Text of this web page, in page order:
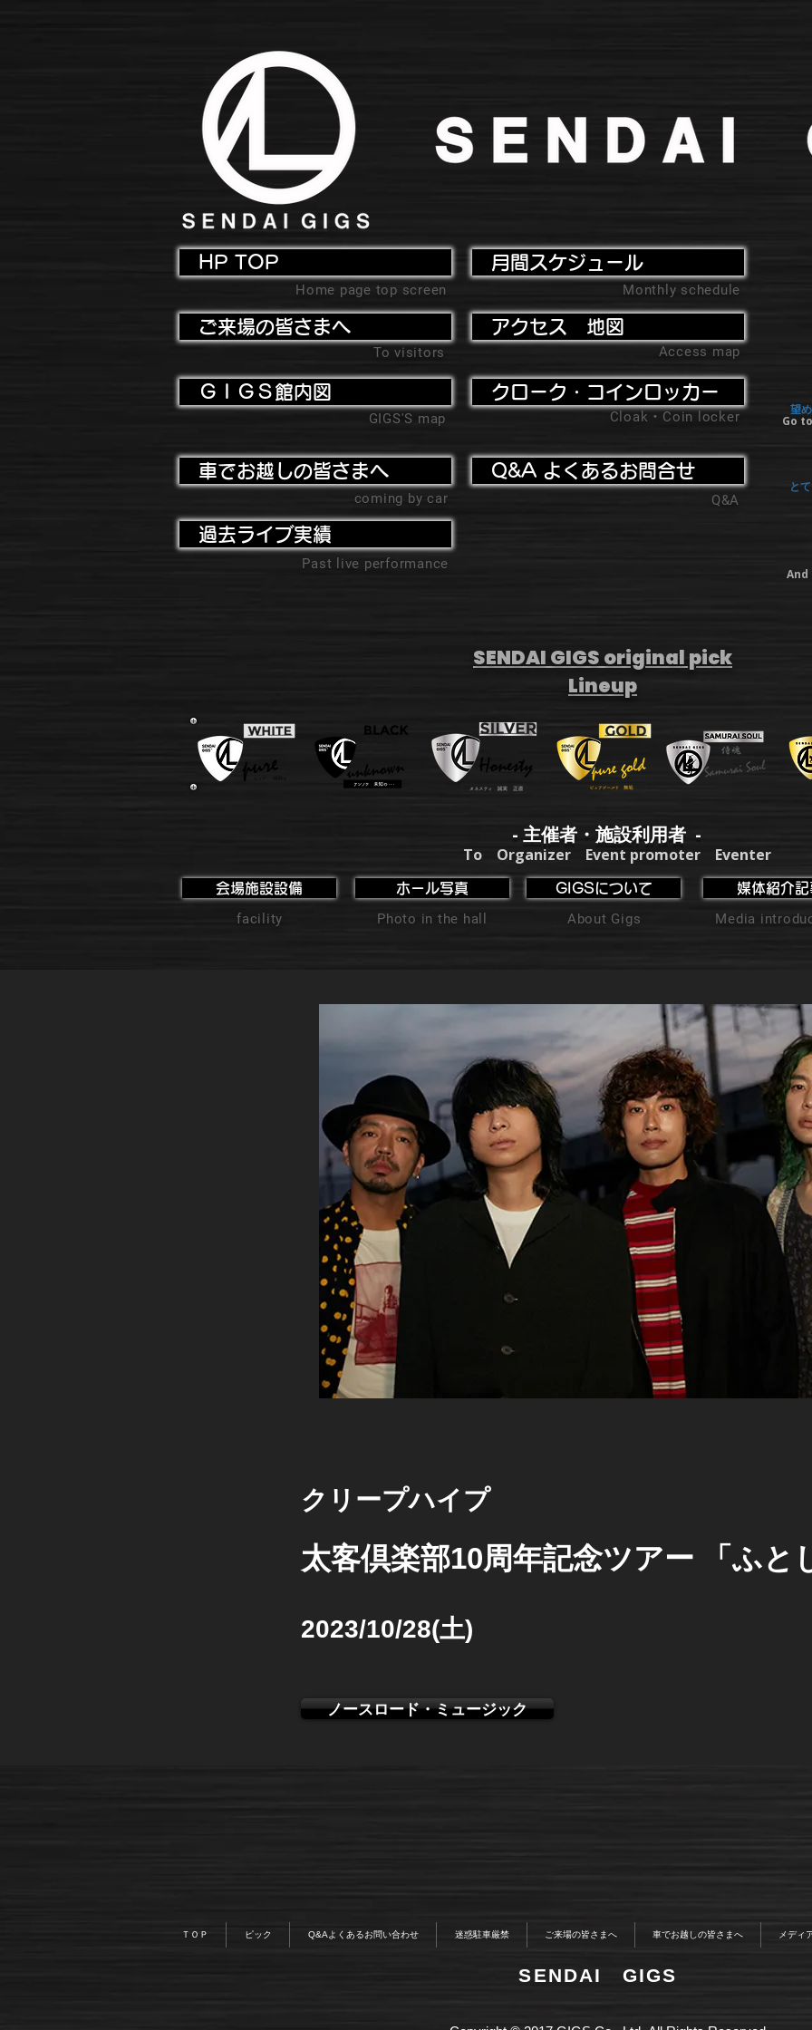
HP TOP
Home page top screen
ご来場の皆さまへ
To visitors
ＧＩＧＳ館内図
GIGS'S map
月間スケジュール
Monthly schedule
アクセス 地図
Access map
クローク・コインロッカー
Cloak・Coin locker
車でお越しの皆さまへ
coming by car
過去ライブ実績
Past live performance
Q&A よくあるお問合せ
Q&A
望
Go
と
SENDAI GIGS original pick
Lineup
- 主催者・施設利用者 -
To Organizer Event promoter Eventer
会場施設設備
facility
ホール写真
Photo in the hall
GIGSについて
About Gigs
媒体紹介記
Media
クリープハイプ
太客倶楽部10周年記念ツアー 「ふと
2023/10/28(土)
ノースロード・ミュージック
ＴＯＰ ピック Q&Aよくあるお問い合わせ 迷惑駐車厳禁 ご来場の皆さまへ 車でお越しの皆さまへ メディ
​SENDAI GIGS